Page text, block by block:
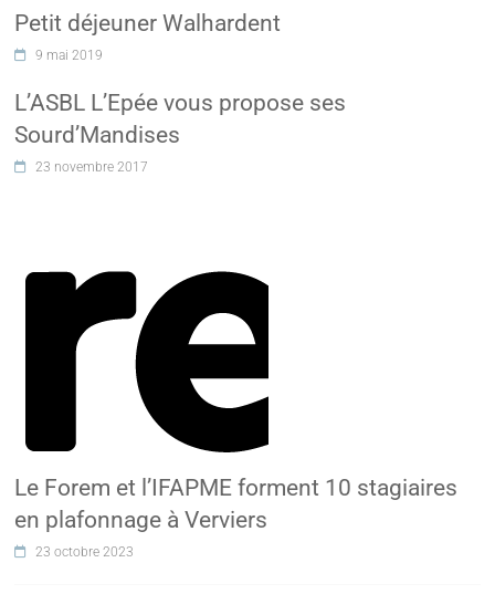
Petit déjeuner Walhardent
9 mai 2019
L’ASBL L’Epée vous propose ses
Sourd’Mandises
23 novembre 2017
Le Forem et l’IFAPME forment 10 stagiaires
en plafonnage à Verviers
23 octobre 2023